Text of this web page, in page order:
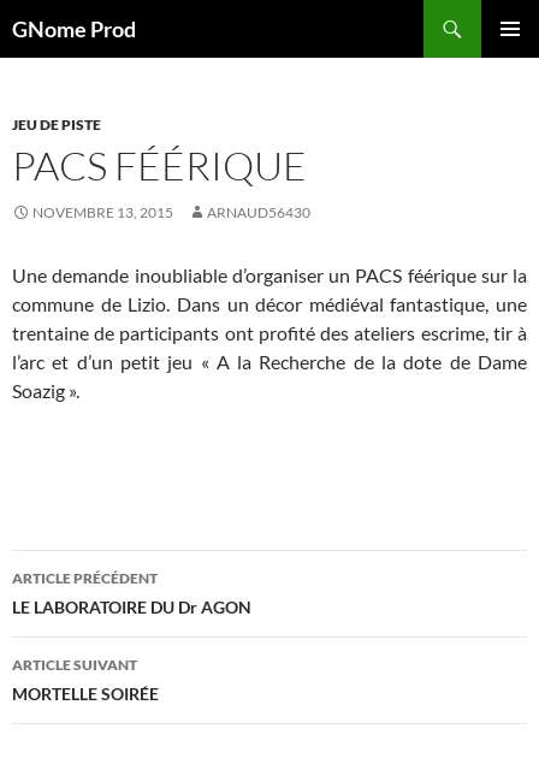
auGNome Prod
JEU DE PISTE
PACS FÉÉRIQUE
NOVEMBRE 13, 2015 ARNAUD56430
Une demande inoubliable d’organiser un PACS féérique sur la
commune de Lizio. Dans un décor médiéval fantastique, une
trentaine de participants ont profité des ateliers escrime, tir à
l’arc et d’un petit jeu « A la Recherche de la dote de Dame
Soazig ».
Navigation
des
articles
ARTICLE PRÉCÉDENT
LE LABORATOIRE DU Dr AGON
ARTICLE SUIVANT
MORTELLE SOIRÉE